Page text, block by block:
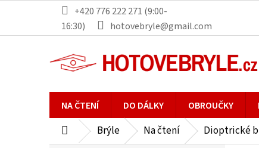
obsah
+420 776 222 271 (9:00-
16:30)
hotovebryle@gmail.com
NA ČTENÍ DO DÁLKY OBROUČKY
DomůBrýle Na čtení Dioptrické